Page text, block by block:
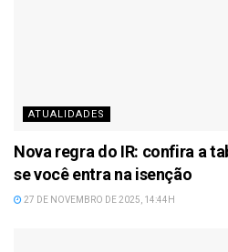
ATUALIDADES
Nova regra do IR: confira a
se você entra na isenção
27 DE NOVEMBRO DE 2025, 14:44H